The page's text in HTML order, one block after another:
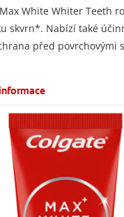
White Whiter Teeth
skvrn*. Nabízí také
před povrchovými